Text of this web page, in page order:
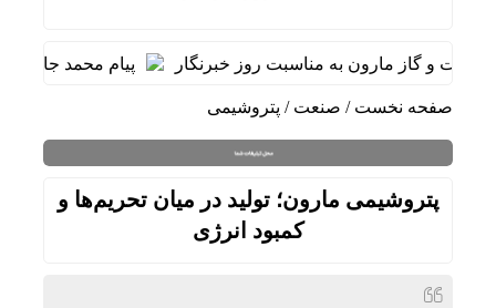
و گاز مارون به مناسبت روز خبرنگار پیام محمد جامعی
صفحه نخست / صنعت / پتروشیمی
پتروشیمی مارون؛ تولید در میان تحریم‌ها و
کمبود انرژی